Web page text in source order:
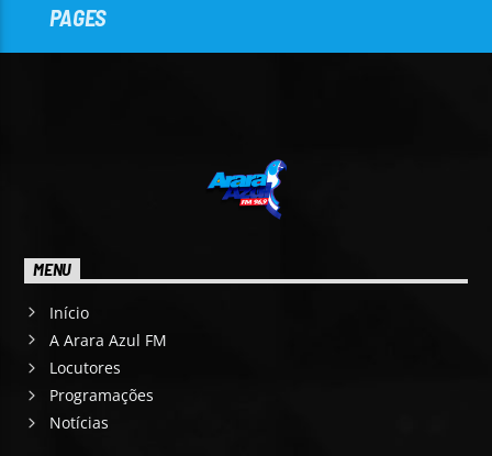
PAGES
MENU
Início
A Arara Azul FM
Locutores
Programações
Notícias